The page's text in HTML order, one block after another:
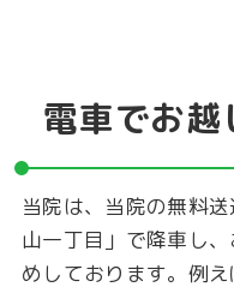
電車でお越
当院は、当院の無料
山一丁目」で降車し
めしております。例